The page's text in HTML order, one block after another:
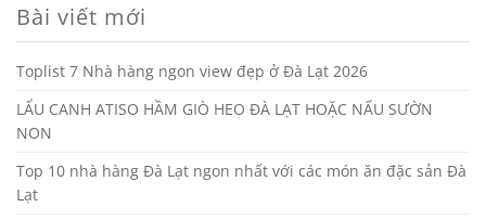
Bài viết mới
Toplist 7 Nhà hàng ngon view đẹp ở Đà Lạt 2026
LẨU CANH ATISO HẦM GIÒ HEO ĐÀ LẠT HOẶC NẤU SƯỜN
NON
Top 10 nhà hàng Đà Lạt ngon nhất với các món ăn đặc sản Đà
Lạt